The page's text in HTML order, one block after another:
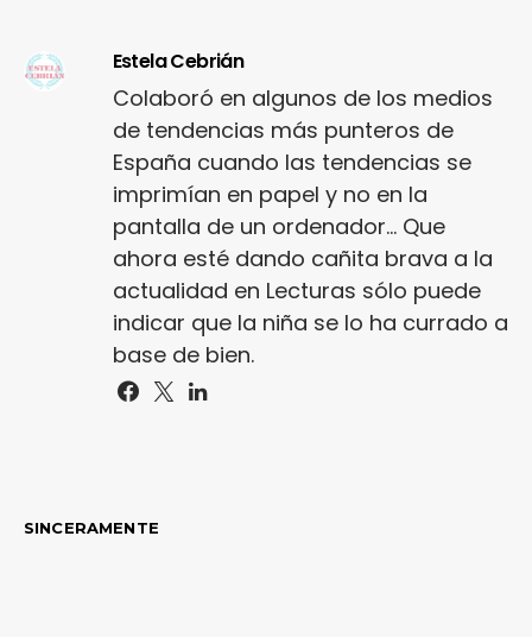
Estela Cebrián
Colaboró en algunos de los medios
de tendencias más punteros de
España cuando las tendencias se
imprimían en papel y no en la
pantalla de un ordenador... Que
ahora esté dando cañita brava a la
actualidad en Lecturas sólo puede
indicar que la niña se lo ha currado a
base de bien.
SINCERAMENTE